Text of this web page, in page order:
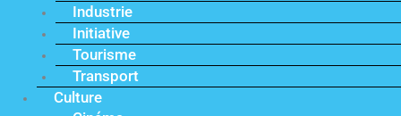
Industrie
Initiative
Tourisme
Transport
Culture